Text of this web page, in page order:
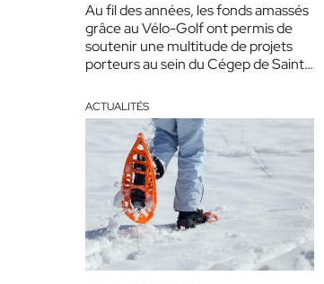
Au fil des années, les fonds amassés
grâce au Vélo-Golf ont permis de
soutenir une multitude de projets
porteurs au sein du Cégep de Saint-
ACTUALITÉS